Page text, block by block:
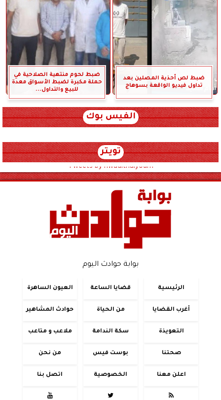
ضبط لص أحذية المصلين بعد
تداول فيديو الواقعة بسوهاج
ضبط لحوم منتهية الصلاحية في
حملة مكبرة لضبط الأسواق معدة
للبيع والتداول...
الفيس بوك
تويتر
Tweets by hwadithalyoum
بوابة حوادث اليوم
الرئيسية قضايا الساعة العيون الساهرة
أغرب القضايا من الحياة حوادث المشاهير
التعويذة سكة الندامة ملاعب و متاعب
صحتنا بوست فيس من نحن
اعلن معنا الخصوصية اتصل بنا


